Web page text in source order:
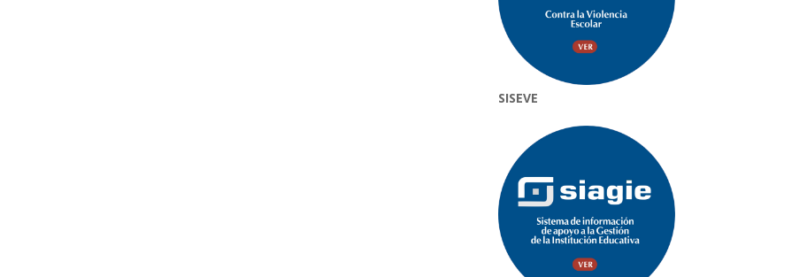
SISEVE